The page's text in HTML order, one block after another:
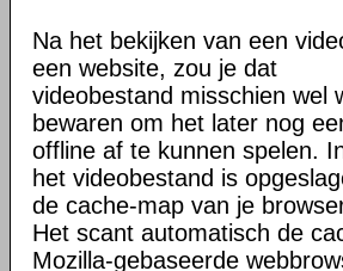
Na het bekijken van een
een website, zou je dat
videobestand misschien wel
bewaren om het later nog
offline af te kunnen spelen.
het videobestand is
de cache-map van je
Het scant automatisch de
Mozilla-gebaseerde